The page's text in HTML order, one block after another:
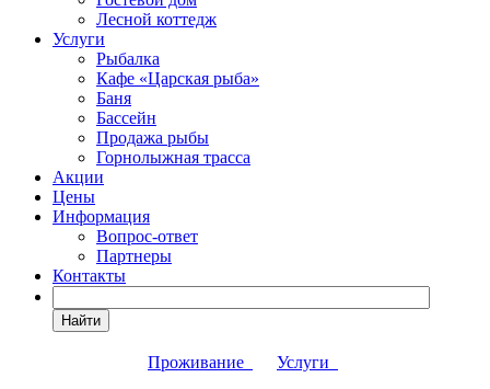
Лесной коттедж
Услуги
Рыбалка
Кафе «Царская рыба»
Баня
Бассейн
Продажа рыбы
Горнолыжная трасса
Акции
Цены
Информация
Вопрос-ответ
Партнеры
Контакты
Найти
Проживание
Услуги